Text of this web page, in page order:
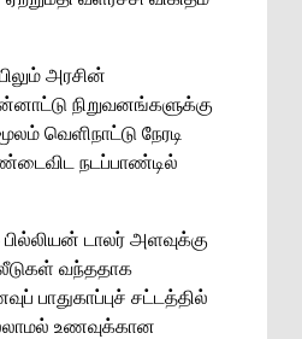
அரசின்
நிறுவனங்களுக்கு
வெளிநாட்டு நேரடி
நடப்பாண்டில்
டாலர் அளவுக்கு
வந்ததாக
பாதுகாப்புச் சட்டத்தில்
உணவுக்கான